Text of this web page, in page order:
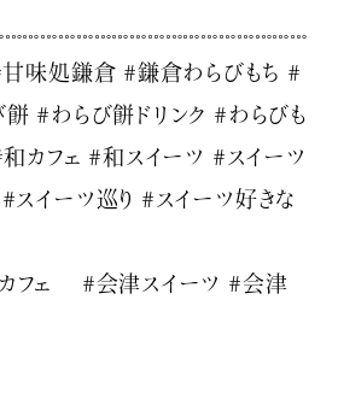
味処鎌倉 #鎌倉わらびもち #
#わらび餅ドリンク #わらびも
カフェ #和スイーツ #スイーツ
イーツ巡り #スイーツ好きな
ェ #会津スイーツ #会津